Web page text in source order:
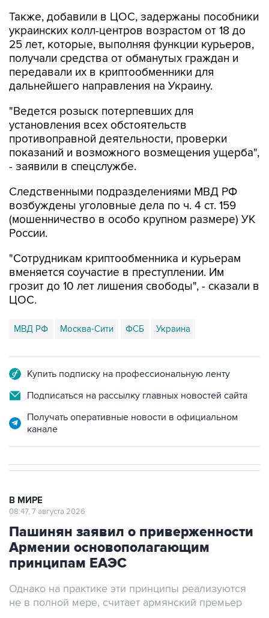
Также, добавили в ЦОС, задержаны пособники
украинских колл-центров возрастом от 18 до
25 лет, которые, выполняя функции курьеров,
получали средства от обманутых граждан и
передавали их в криптообменники для
дальнейшего направления на Украину.
"Ведется розыск потерпевших для
установления всех обстоятельств
противоправной деятельности, проверки
показаний и возможного возмещения ущерба",
- заявили в спецслужбе.
Следственными подразделениями МВД РФ
возбуждены уголовные дела по ч. 4 ст. 159
(мошенничество в особо крупном размере) УК
России.
"Сотрудникам криптообменника и курьерам
вменяется соучастие в преступлении. Им
грозит до 10 лет лишения свободы", - сказали в
ЦОС.
МВД РФ Москва-Сити ФСБ Украина
Купить подписку на профессиональную ленту
Подписаться на рассылку главных новостей сайта
Получать оперативные новости в официальном
канале
В МИРЕ
08:47, 7 августа 2026
Пашинян заявил о приверженности
Армении основополагающим
принципам ЕАЭС
Однако на практике эти принципы реализуются
не в полной мере, считает армянский премьер